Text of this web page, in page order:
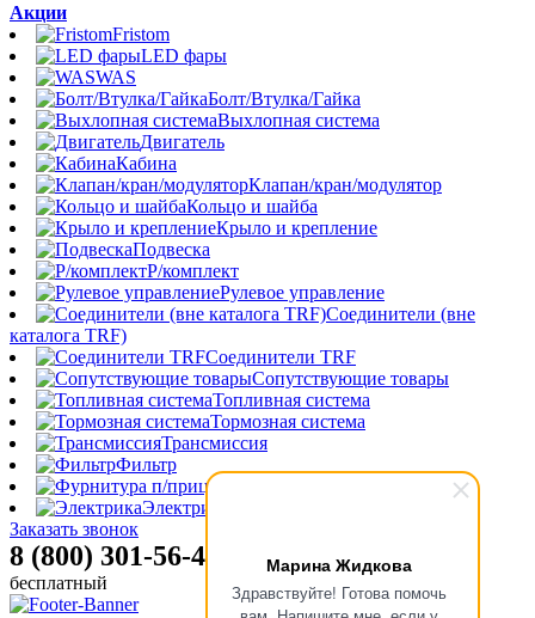
Марина Жидкова
Здравствуйте! Готова помочь
Акции
Fristom
LED фары
WAS
Болт/Втулка/Гайка
Выхлопная система
Двигатель
Кабина
Клапан/кран/модулятор
Кольцо и шайба
Крыло и крепление
Подвеска
Р/комплект
Рулевое управление
Соединители (вне
каталога TRF)
Соединители TRF
Сопутствующие товары
Топливная система
Тормозная система
Трансмиссия
Фильтр
Электрика
Заказать звонок
8 (800) 301-56-47
бесплатный